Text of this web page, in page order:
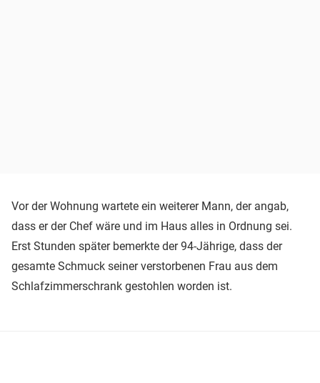
Vor der Wohnung wartete ein weiterer Mann, der angab,
dass er der Chef wäre und im Haus alles in Ordnung sei.
Erst Stunden später bemerkte der 94-Jährige, dass der
gesamte Schmuck seiner verstorbenen Frau aus dem
Schlafzimmerschrank gestohlen worden ist.